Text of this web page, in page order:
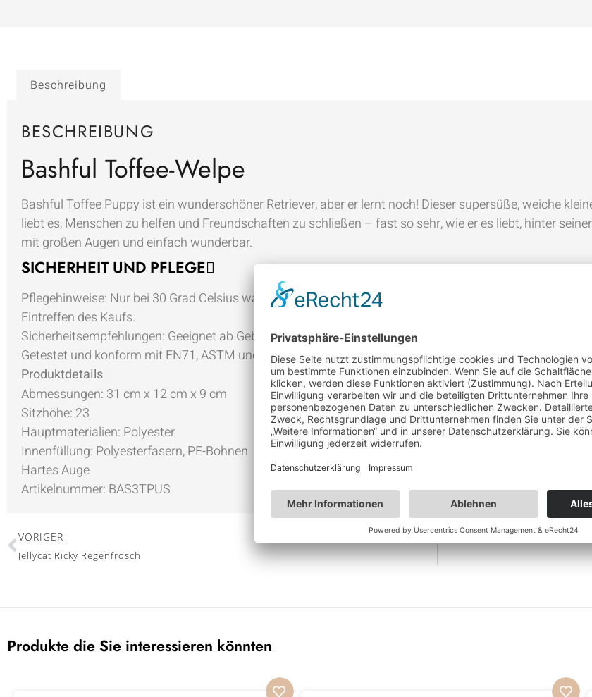
Beschreibung
BESCHREIBUNG
Bashful Toffee-Welpe
Bashful Toffee Puppy ist ein wunderschöner Retriever, aber er lernt noch! Dieser supersüße, weiche
liebt es, Menschen zu helfen und Freundschaften zu schließen – fast so sehr, wie er es liebt, hinter
mit großen Augen und einfach wunderbar.
SICHERHEIT UND PFLEGE
Pflegehinweise: Nur bei 30 Grad Celsius waschen; nicht im Trockner trocknen, chemisch reinigen oder
Eintreffen des Kaufs.
Sicherheitsempfehlungen: Geeignet ab Geburt
Getestet und konform mit EN71, ASTM und ISO 8124
Produktdetails
Abmessungen: 31 cm x 12 cm x 9 cm
Sitzhöhe: 23
Hauptmaterialien: Polyester
Innenfüllung: Polyesterfasern, PE-Bohnen
Hartes Auge
Artikelnummer: BAS3TPUS
VORIGER
Jellycat Ricky Regenfrosch
Produkte die Sie interessieren könnten